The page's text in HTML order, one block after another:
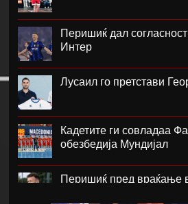
Перишиќ дал
Интер
Лусаил го претстави
Кадетите ги совладаа
обезбедија Мундијал
Перишиќ пред враќање